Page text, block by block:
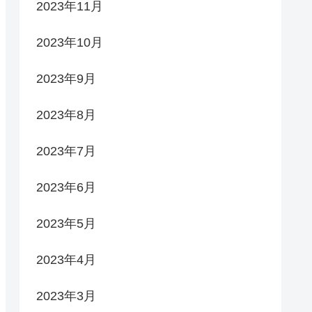
2023年11月
2023年10月
2023年9月
2023年8月
2023年7月
2023年6月
2023年5月
2023年4月
2023年3月